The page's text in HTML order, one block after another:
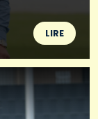
LIRE